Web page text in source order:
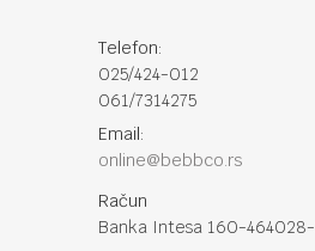
Telefon:
025/424-012
061/7314275
Email:
online@bebbco.rs
Račun
Banka Intesa 160-